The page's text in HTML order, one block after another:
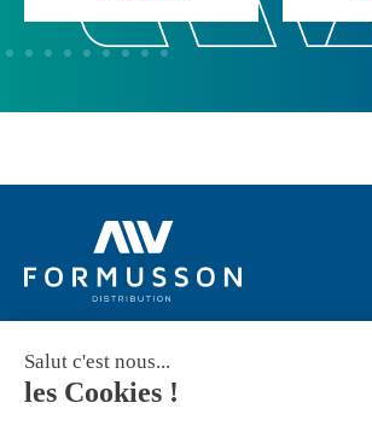
Suivez-nous